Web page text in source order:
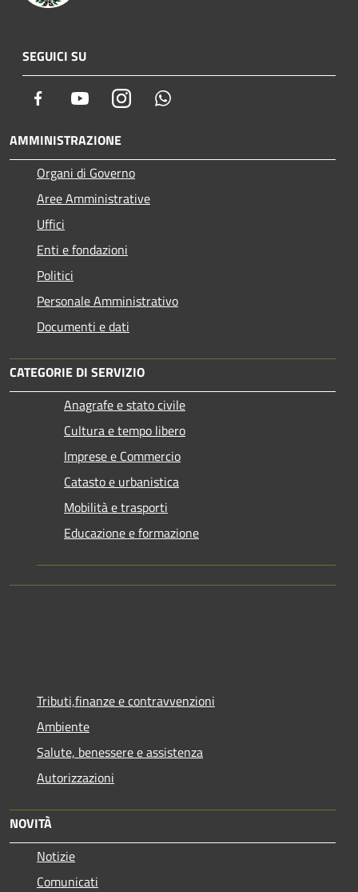
SEGUICI SU
Facebook YoutubeInstagram
AMMINISTRAZIONE
Organi di Governo
Aree Amministrative
Uffici
Enti e fondazioni
Politici
Personale Amministrativo
Documenti e dati
CATEGORIE DI SERVIZIO
Anagrafe e stato civile
Cultura e tempo libero
Imprese e Commercio
Catasto e urbanistica
Mobilità e trasporti
Educazione e formazione
Tributi,finanze e contravvenzioni
Ambiente
Salute, benessere e assistenza
Autorizzazioni
NOVITÀ
Notizie
Comunicati